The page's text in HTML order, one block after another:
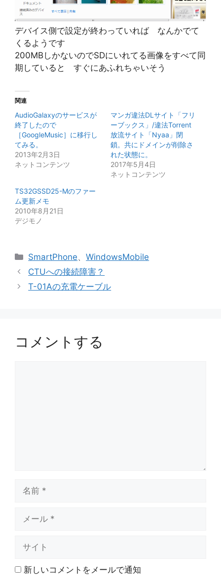
デバイス側で設定が終わっていれば なんかでて
くるようです
200MBしかないのでSDにいれてる画像をすべて同
期していると すぐにあふれちゃいそう
関連
AudioGalaxyのサービスが
終了したので
［GoogleMusic］に移行し
てみる。
2013年2月3日
ネットコンテンツ
マンガ違法DLサイト「フリ
ーブックス」/違法Torrent
放流サイト「Nyaa」閉
鎖。共にドメインが削除さ
れた状態に。
2017年5月4日
ネットコンテンツ
TS32GSSD25-Mのファー
ム更新メモ
2010年8月21日
デジモノ
カ
テ
リ
SmartPhone、WindowsMobile
CTUへの接続障害？
T-01Aの充電ケーブル
コメントする
ト 新しいコメントをメールで通知